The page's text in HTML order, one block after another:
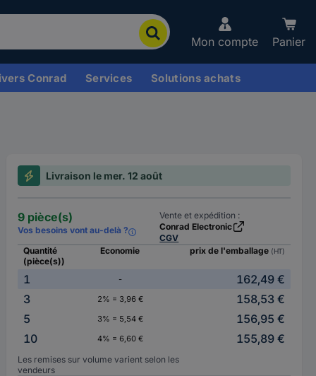
Mon compte Panier
Conrad Services Solutions achats
Livraison le mer. 12 août
9 pièce(s)
Vos besoins vont au-delà ?
Vente et expédition :
Conrad Electronic
CGV
Quantité
(pièce(s))
Economie prix de l'emballage (HT)
1 -
162,49 €
3
2% = 3,96 €
158,53 €
5
3% = 5,54 €
156,95 €
10
4% = 6,60 € 155,89 €
Les remises sur volume varient selon les
vendeurs